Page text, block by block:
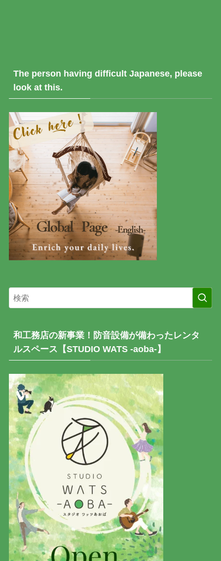
The person having difficult Japanese, please
look at this.
和工務店の新事業！防音設備が備わったレンタ
ルスペース【STUDIO WATS -aoba-】